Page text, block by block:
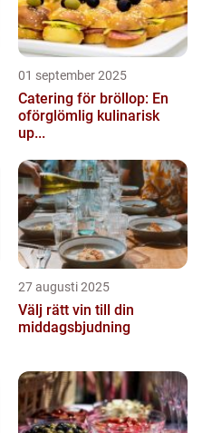
01 september 2025
Catering för bröllop: En
oförglömlig kulinarisk
up...
27 augusti 2025
Välj rätt vin till din
middagsbjudning